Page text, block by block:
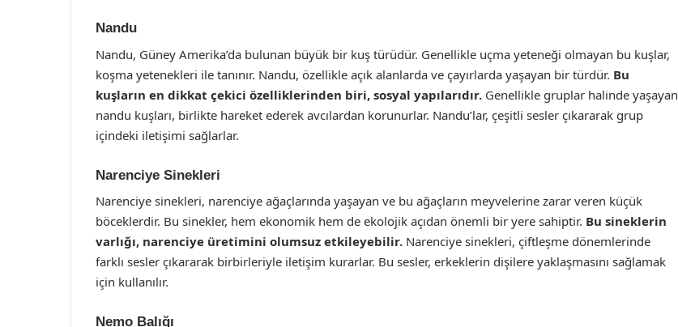
Nandu
Nandu, Güney Amerika’da bulunan büyük bir kuş türüdür. Genellikle uçma yeteneği olmayan bu kuşlar,
koşma yetenekleri ile tanınır. Nandu, özellikle açık alanlarda ve çayırlarda yaşayan bir türdür. Bu
kuşların en dikkat çekici özelliklerinden biri, sosyal yapılarıdır. Genellikle gruplar halinde yaşayan
nandu kuşları, birlikte hareket ederek avcılardan korunurlar. Nandu’lar, çeşitli sesler çıkararak grup
içindeki iletişimi sağlarlar.
Narenciye Sinekleri
Narenciye sinekleri, narenciye ağaçlarında yaşayan ve bu ağaçların meyvelerine zarar veren küçük
böceklerdir. Bu sinekler, hem ekonomik hem de ekolojik açıdan önemli bir yere sahiptir. Bu sineklerin
varlığı, narenciye üretimini olumsuz etkileyebilir. Narenciye sinekleri, çiftleşme dönemlerinde
farklı sesler çıkararak birbirleriyle iletişim kurarlar. Bu sesler, erkeklerin dişilere yaklaşmasını sağlamak
için kullanılır.
Nemo Balığı